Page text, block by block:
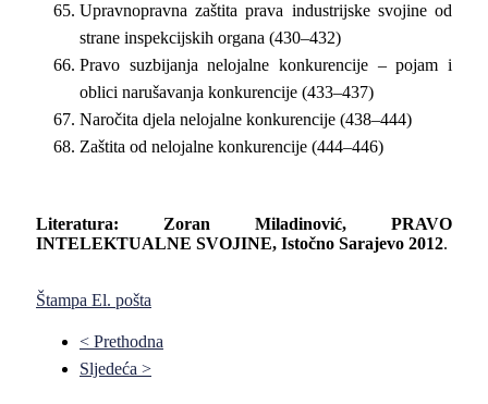
Upravnopravna zaštita prava industrijske svojine od
strane inspekcijskih organa (430–432)
Pravo suzbijanja nelojalne konkurencije – pojam i
oblici narušavanja konkurencije (433–437)
Naročita djela nelojalne konkurencije (438–444)
Zaštita od nelojalne konkurencije (444–446)
Literatura: Zoran Miladinović, PRAVO
INTELEKTUALNE SVOJINE, Istočno Sarajevo 2012.
Štampa El. pošta
< Prethodna
Sljedeća >